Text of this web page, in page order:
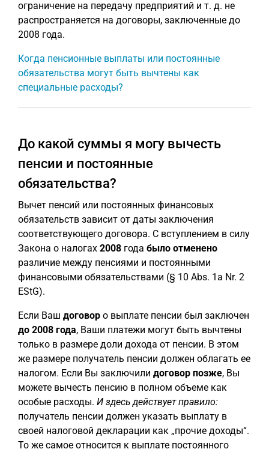
ограничение на передачу предприятий и т. д. не
распространяется на договоры, заключенные до
2008 года.
Когда пенсионные выплаты или постоянные
обязательства могут быть вычтены как
специальные расходы?
До какой суммы я могу вычесть
пенсии и постоянные
обязательства?
Вычет пенсий или постоянных финансовых
обязательств зависит от даты заключения
соответствующего договора. С вступлением в силу
Закона о налогах 2008 года было отменено
различие между пенсиями и постоянными
финансовыми обязательствами (§ 10 Abs. 1a Nr. 2
EStG).
Если Ваш договор о выплате пенсии был заключен
до 2008 года, Ваши платежи могут быть вычтены
только в размере доли дохода от пенсии. В этом
же размере получатель пенсии должен облагать ее
налогом. Если Вы заключили договор позже, Вы
можете вычесть пенсию в полном объеме как
особые расходы. И здесь действует правило:
получатель пенсии должен указать выплату в
своей налоговой декларации как „прочие доходы“.
То же самое относится к выплате постоянного